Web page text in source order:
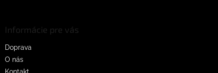
Informácie pre vás
Doprava
O nás
Kontakt